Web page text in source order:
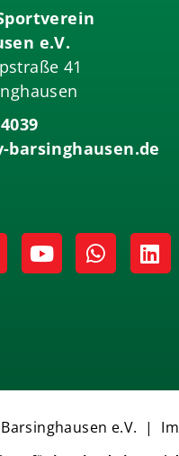
e.V.
41
barsinghausen.de
e.V. |